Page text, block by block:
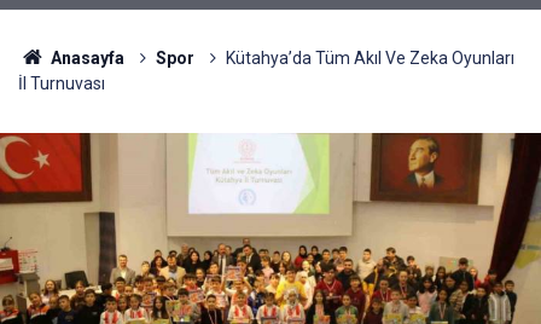
Anasayfa Spor
Kütahya’da Tüm Akıl Ve Zeka Oyunları
İl Turnuvası